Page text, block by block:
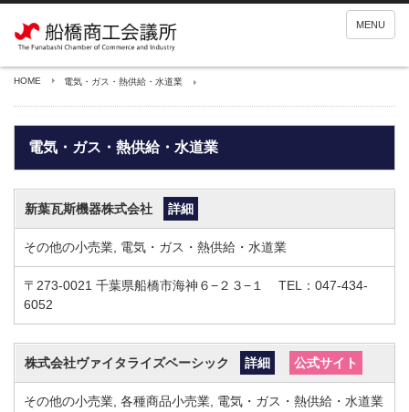
MENU
HOME 電気・ガス・熱供給・水道業
電気・ガス・熱供給・水道業
新葉瓦斯機器株式会社 詳細
その他の小売業, 電気・ガス・熱供給・水道業
〒273-0021 千葉県船橋市海神６−２３−１ TEL：047-434-
6052
株式会社ヴァイタライズベーシック 詳細 公式サイト
その他の小売業, 各種商品小売業, 電気・ガス・熱供給・水道業